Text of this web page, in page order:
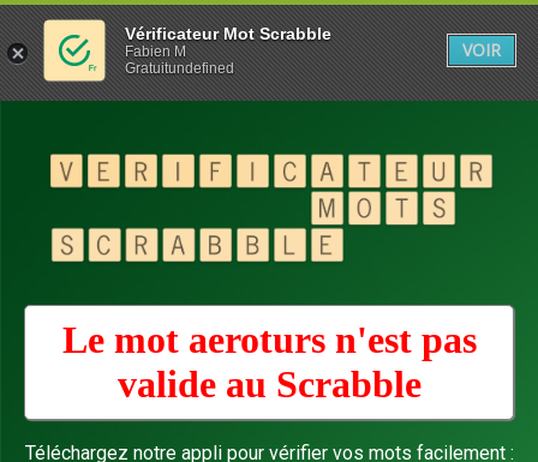
Le mot aeroturs n'est pas
valide au Scrabble
Téléchargez notre appli pour vérifier vos mots facilement :
Vérificateur Mot Scrabble
Fabien M
Gratuitundefined
VOIR